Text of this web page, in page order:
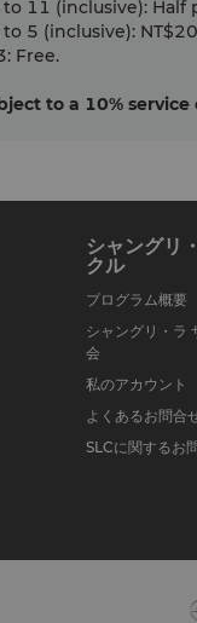
11 (inclusive): Half
5 (inclusive):
Free.
to a 10% service
シャングリ
クル
プログラム概要
シャングリ・ラ
会
私のアカウント
よくあるお問合
SLCに関するお